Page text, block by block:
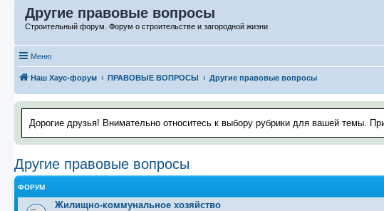
Другие правовые вопросы
Строительный форум. Форум о строительстве и загородной жизни
Меню
Наш Хаус-форум ПРАВОВЫЕ ВОПРОСЫ Другие правовые вопросы
Дорогие друзья! Внимательно относитесь к выбору рубрики для вашей темы.
Другие правовые вопросы
ФОРУМ
Жилищно-коммунальное хозяйство